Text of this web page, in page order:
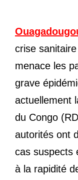
crise
menace les
grave
actuellement
du Congo
autorités ont
cas suspects
à la rapidité